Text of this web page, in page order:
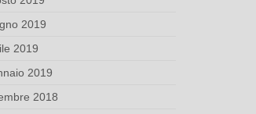
2019
2019
2019
2018